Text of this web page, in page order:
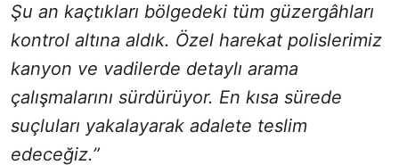
Şu an kaçtıkları bölgedeki tüm güzergâhları
kontrol altına aldık. Özel harekat polislerimiz
kanyon ve vadilerde detaylı arama
çalışmalarını sürdürüyor. En kısa sürede
suçluları yakalayarak adalete teslim
edeceğiz.”